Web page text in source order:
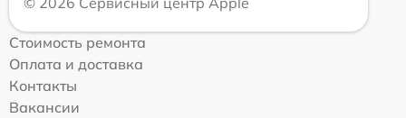
Стоимость ремонта
Оплата и доставка
Контакты
Вакансии